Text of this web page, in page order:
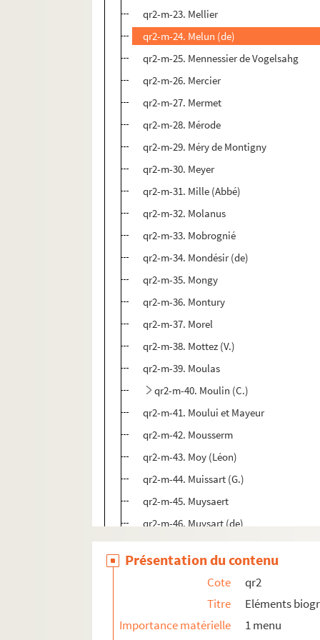
qr2-m-23. Mellier
qr2-m-24. Melun (de)
qr2-m-25. Mennessier de Vogelsahg
qr2-m-26. Mercier
qr2-m-27. Mermet
qr2-m-28. Mérode
qr2-m-29. Méry de Montigny
qr2-m-30. Meyer
qr2-m-31. Mille (Abbé)
qr2-m-32. Molanus
qr2-m-33. Mobrognié
qr2-m-34. Mondésir (de)
qr2-m-35. Mongy
qr2-m-36. Montury
qr2-m-37. Morel
qr2-m-38. Mottez (V.)
qr2-m-39. Moulas
qr2-m-40. Moulin (C.)
qr2-m-41. Moului et Mayeur
qr2-m-42. Mousserm
qr2-m-43. Moy (Léon)
qr2-m-44. Muissart (G.)
qr2-m-45. Muysaert
qr2-m-46. Muysart (de)
Présentation du contenu
Cote
qr2
Titre
Eléments
Importance matérielle
1 menu